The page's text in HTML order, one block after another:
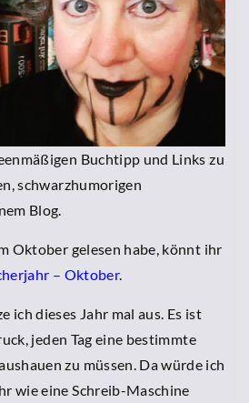
Buchtipp und Links zu
schwarzhumorigen
Blog.
Oktober gelesen habe, könnt ihr
– Oktober.
ich dieses Jahr mal aus. Es ist
jeden Tag eine bestimmte
zu müssen. Da würde ich
wie eine Schreib-Maschine